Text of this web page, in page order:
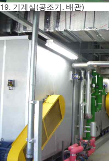
19. 기계실(공조기. 배관)